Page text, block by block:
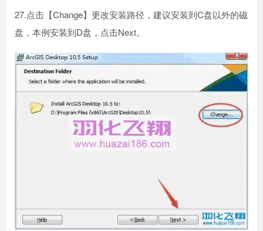
27.点击【Change】更改安装路径，建议安装到C盘以外的磁
盘，本例安装到D盘，点击Next。